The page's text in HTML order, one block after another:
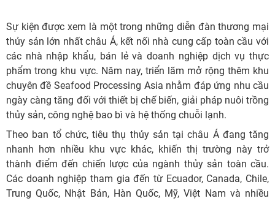
Sự kiện được xem là một trong những diễn đàn thương mại
thủy sản lớn nhất châu Á, kết nối nhà cung cấp toàn cầu với
các nhà nhập khẩu, bán lẻ và doanh nghiệp dịch vụ thực
phẩm trong khu vực. Năm nay, triển lãm mở rộng thêm khu
chuyên đề Seafood Processing Asia nhằm đáp ứng nhu cầu
ngày càng tăng đối với thiết bị chế biến, giải pháp nuôi trồng
thủy sản, công nghệ bao bì và hệ thống chuỗi lạnh.
Theo ban tổ chức, tiêu thụ thủy sản tại châu Á đang tăng
nhanh hơn nhiều khu vực khác, khiến thị trường này trở
thành điểm đến chiến lược của ngành thủy sản toàn cầu.
Các doanh nghiệp tham gia đến từ Ecuador, Canada, Chile,
Trung Quốc, Nhật Bản, Hàn Quốc, Mỹ, Việt Nam và nhiều